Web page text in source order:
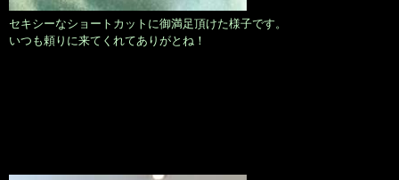
セキシーなショートカットに御満足頂けた様子です。
いつも頼りに来てくれてありがとね！